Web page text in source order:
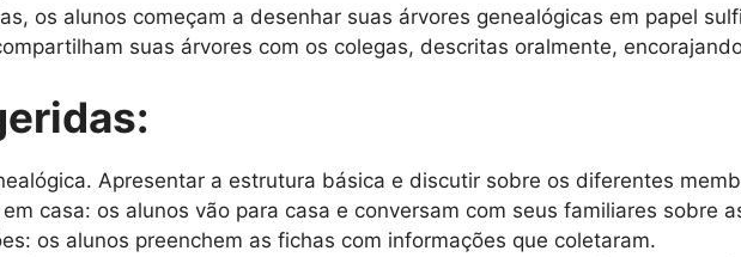
os alunos começam a desenhar suas árvores genealógicas em papel
suas árvores com os colegas, descritas oralmente,
Apresentar a estrutura básica e discutir sobre os diferentes
casa: os alunos vão para casa e conversam com seus familiares sobre
os alunos preenchem as fichas com informações que coletaram.